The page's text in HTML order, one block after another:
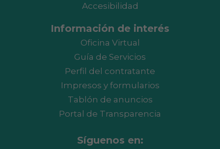
Accesibilidad
Información de interés
Oficina Virtual
Guía de Servicios
Perfil del contratante
Impresos y formularios
Tablón de anuncios
Portal de Transparencia
Síguenos en: